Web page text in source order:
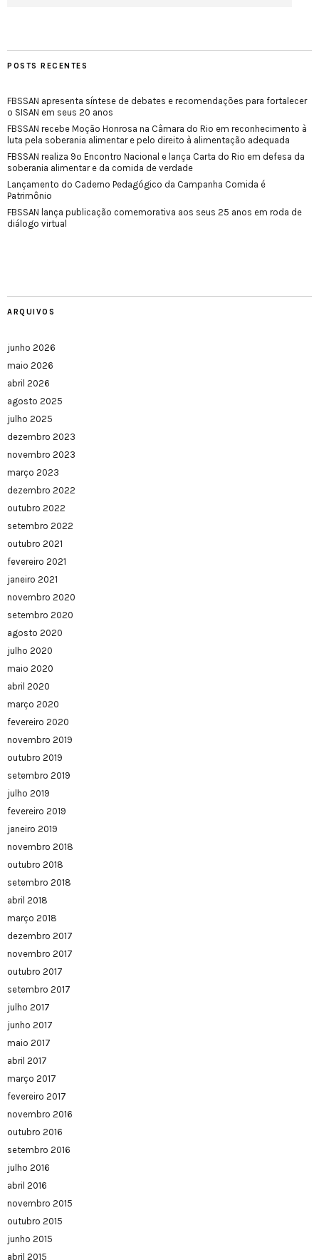
POSTS RECENTES
FBSSAN apresenta síntese de debates e recomendações para fortalecer
o SISAN em seus 20 anos
FBSSAN recebe Moção Honrosa na Câmara do Rio em reconhecimento à
luta pela soberania alimentar e pelo direito à alimentação adequada
FBSSAN realiza 9º Encontro Nacional e lança Carta do Rio em defesa da
soberania alimentar e da comida de verdade
Lançamento do Caderno Pedagógico da Campanha Comida é
Patrimônio
FBSSAN lança publicação comemorativa aos seus 25 anos em roda de
diálogo virtual
ARQUIVOS
junho 2026
maio 2026
abril 2026
agosto 2025
julho 2025
dezembro 2023
novembro 2023
março 2023
dezembro 2022
outubro 2022
setembro 2022
outubro 2021
fevereiro 2021
janeiro 2021
novembro 2020
setembro 2020
agosto 2020
julho 2020
maio 2020
abril 2020
março 2020
fevereiro 2020
novembro 2019
outubro 2019
setembro 2019
julho 2019
fevereiro 2019
janeiro 2019
novembro 2018
outubro 2018
setembro 2018
abril 2018
março 2018
dezembro 2017
novembro 2017
outubro 2017
setembro 2017
julho 2017
junho 2017
maio 2017
abril 2017
março 2017
fevereiro 2017
novembro 2016
outubro 2016
setembro 2016
julho 2016
abril 2016
novembro 2015
outubro 2015
junho 2015
abril 2015